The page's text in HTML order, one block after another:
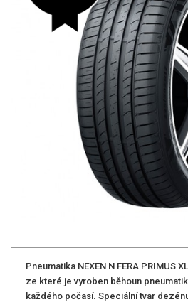
Pneumatika NEXEN N FERA PRIMUS
ze které je vyroben běhoun
každého počasí. Speciální tvar